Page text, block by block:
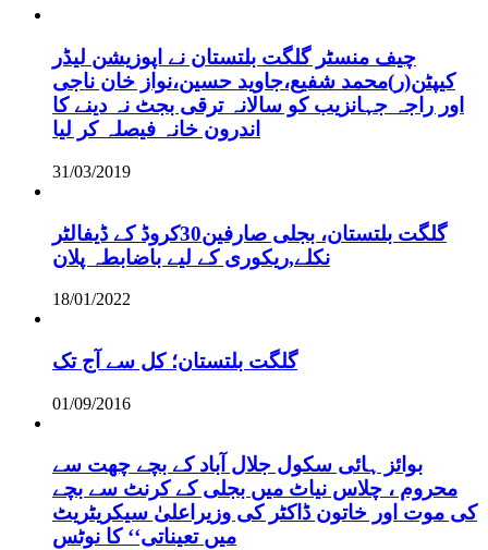
چیف منسٹر گلگت بلتستان نے اپوزیشن لیڈر
کیپٹن(ر)محمد شفیع،جاوید حسین،نواز خان ناجی
اور راجہ جہانزیب کو سالانہ ترقی بجٹ نہ دینے کا
اندرون خانہ فیصلہ کر لیا
31/03/2019
گلگت بلتستان، بجلی صارفین30کروڈ کے ڈیفالٹر
نکلے,ریکوری کے لیے باضابطہ پلان
18/01/2022
گلگت بلتستان؛ کل سے آج تک
01/09/2016
بوائز ہائی سکول جلال آباد کے بچے چھت سے
محروم ، چلاس نیاٹ میں بجلی کے کرنٹ سے بچے
کی موت اور خاتون ڈاکٹر کی وزیراعلیٰ سیکریٹریٹ
میں تعیناتی‘‘ کا نوٹس